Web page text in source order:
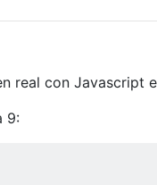
real con Javascript
9: